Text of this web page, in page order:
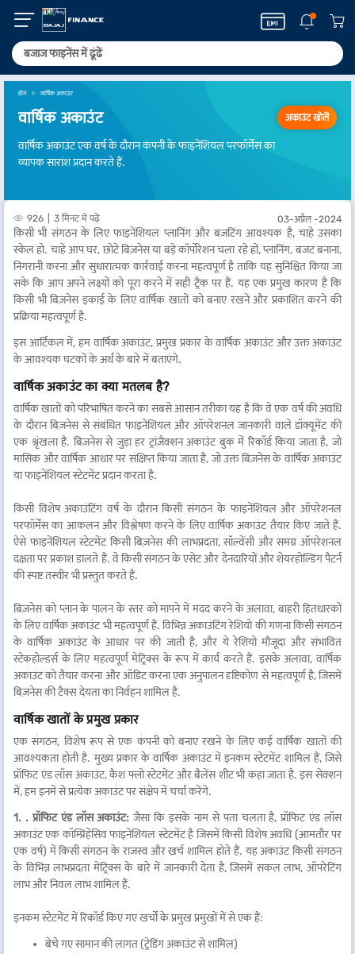
होम वार्षिक अकाउंट
वार्षिक अकाउंट
वार्षिक अकाउंट एक वर्ष के दौरान कंपनी के फाइनेंशियल परफॉर्मेंस का
व्यापक सारांश प्रदान करते हैं.
अकाउंट खोलें
926 3 मिनट में पढ़ें 03-अप्रैल -2024
किसी भी संगठन के लिए फाइनेंशियल प्लानिंग और बजटिंग आवश्यक है, चाहे उसका
स्केल हो. चाहे आप घर, छोटे बिज़नेस या बड़े कॉर्पोरेशन चला रहे हों, प्लानिंग, बजट बनाना,
निगरानी करना और सुधारात्मक कार्रवाई करना महत्वपूर्ण है ताकि यह सुनिश्चित किया जा
सके कि आप अपने लक्ष्यों को पूरा करने में सही ट्रैक पर हैं. यह एक प्रमुख कारण है कि
किसी भी बिज़नेस इकाई के लिए वार्षिक खातों को बनाए रखने और प्रकाशित करने की
प्रक्रिया महत्वपूर्ण है.
इस आर्टिकल में, हम वार्षिक अकाउंट, प्रमुख प्रकार के वार्षिक अकाउंट और उक्त अकाउंट
के आवश्यक घटकों के अर्थ के बारे में बताएंगे.
वार्षिक अकाउंट का क्या मतलब है?
वार्षिक खातों को परिभाषित करने का सबसे आसान तरीका यह है कि वे एक वर्ष की अवधि
के दौरान बिज़नेस से संबंधित फाइनेंशियल और ऑपरेशनल जानकारी वाले डॉक्यूमेंट की
एक श्रृंखला हैं. बिज़नेस से जुड़ा हर ट्रांज़ैक्शन अकाउंट बुक में रिकॉर्ड किया जाता है, जो
मासिक और वार्षिक आधार पर संक्षिप्त किया जाता है, जो उक्त बिज़नेस के वार्षिक अकाउंट
या फाइनेंशियल स्टेटमेंट प्रदान करता है.
किसी विशेष अकाउंटिंग वर्ष के दौरान किसी संगठन के फाइनेंशियल और ऑपरेशनल
परफॉर्मेंस का आकलन और विश्लेषण करने के लिए वार्षिक अकाउंट तैयार किए जाते हैं.
ऐसे फाइनेंशियल स्टेटमेंट किसी बिज़नेस की लाभप्रदता, सॉल्वेंसी और समग्र ऑपरेशनल
दक्षता पर प्रकाश डालते हैं. वे किसी संगठन के एसेट और देनदारियों और शेयरहोल्डिंग पैटर्न
की स्पष्ट तस्वीर भी प्रस्तुत करते हैं.
बिज़नेस को प्लान के पालन के स्तर को मापने में मदद करने के अलावा, बाहरी हितधारकों
के लिए वार्षिक अकाउंट भी महत्वपूर्ण हैं. विभिन्न अकाउंटिंग रेशियो की गणना किसी संगठन
के वार्षिक अकाउंट के आधार पर की जाती है, और ये रेशियो मौजूदा और संभावित
स्टेकहोल्डर्स के लिए महत्वपूर्ण मेट्रिक्स के रूप में कार्य करते हैं. इसके अलावा, वार्षिक
अकाउंट को तैयार करना और ऑडिट करना एक अनुपालन दृष्टिकोण से महत्वपूर्ण है, जिसमें
बिज़नेस की टैक्स देयता का निर्वहन शामिल है.
वार्षिक खातों के प्रमुख प्रकार
एक संगठन, विशेष रूप से एक कंपनी को बनाए रखने के लिए कई वार्षिक खातों की
आवश्यकता होती है. मुख्य प्रकार के वार्षिक अकाउंट में इनकम स्टेटमेंट शामिल हैं, जिसे
प्रॉफिट एंड लॉस अकाउंट, कैश फ्लो स्टेटमेंट और बैलेंस शीट भी कहा जाता है. इस सेक्शन
में, हम इनमें से प्रत्येक अकाउंट पर संक्षेप में चर्चा करेंगे.
1. . प्रॉफिट एंड लॉस अकाउंट: जैसा कि इसके नाम से पता चलता है, प्रॉफिट एंड लॉस
अकाउंट एक कॉम्प्रिहेंसिव फाइनेंशियल स्टेटमेंट है जिसमें किसी विशेष अवधि (आमतौर पर
एक वर्ष) में किसी संगठन के राजस्व और खर्च शामिल होते हैं. यह अकाउंट किसी संगठन
के विभिन्न लाभप्रदता मेट्रिक्स के बारे में जानकारी देता है, जिसमें सकल लाभ, ऑपरेटिंग
लाभ और निवल लाभ शामिल हैं.
इनकम स्टेटमेंट में रिकॉर्ड किए गए खर्चों के प्रमुख प्रमुखों में से एक हैं:
बेचे गए सामान की लागत (ट्रेडिंग अकाउंट से शामिल)